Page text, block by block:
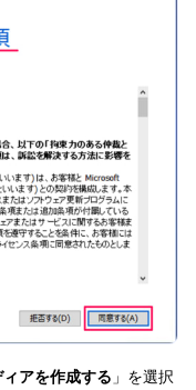
アを作成する 」を選択